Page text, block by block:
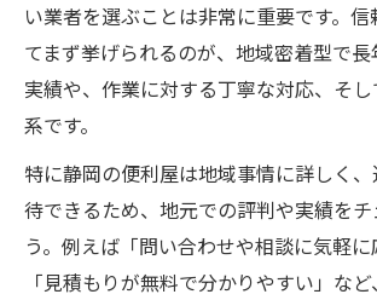
い業者を選ぶことは非常に重要です。
てまず挙げられるのが、地域密着型で
実績や、作業に対する丁寧な対応、そ
系です。
特に静岡の便利屋は地域事情に詳しく
待できるため、地元での評判や実績を
う。例えば「問い合わせや相談に気軽に
「見積もりが無料で分かりやすい」な